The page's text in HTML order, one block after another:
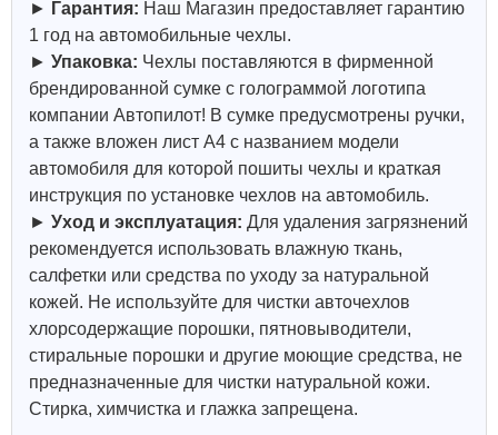
► Гарантия: Наш Магазин предоставляет гарантию
1 год на автомобильные чехлы.
► Упаковка: Чехлы поставляются в фирменной
брендированной сумке с голограммой логотипа
компании Автопилот! В сумке предусмотрены ручки,
а также вложен лист А4 с названием модели
автомобиля для которой пошиты чехлы и краткая
инструкция по установке чехлов на автомобиль.
► Уход и эксплуатация: Для удаления загрязнений
рекомендуется использовать влажную ткань,
салфетки или средства по уходу за натуральной
кожей. Не используйте для чистки авточехлов
хлорсодержащие порошки, пятновыводители,
стиральные порошки и другие моющие средства, не
предназначенные для чистки натуральной кожи.
Стирка, химчистка и глажка запрещена.